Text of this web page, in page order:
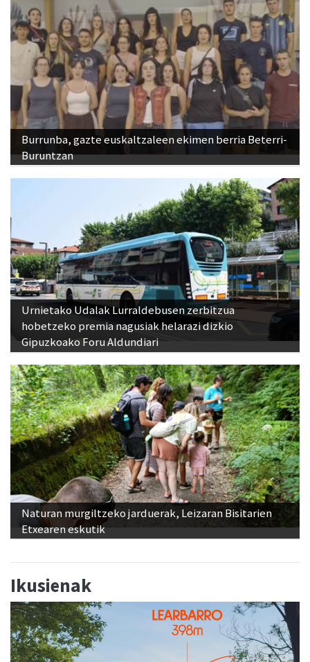
Burrunba, gazte euskaltzaleen ekimen berria Beterri-
Buruntzan
Urnietako Udalak Lurraldebusen zerbitzua
hobetzeko premia nagusiak helarazi dizkio
Gipuzkoako Foru Aldundiari
Naturan murgiltzeko jarduerak, Leizaran Bisitarien
Etxearen eskutik
Ikusienak